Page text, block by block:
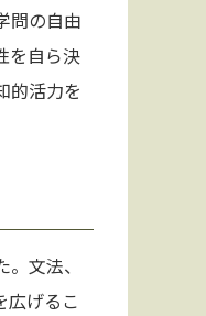
問の自由
を自ら決
的活力を
文法、
広げるこ